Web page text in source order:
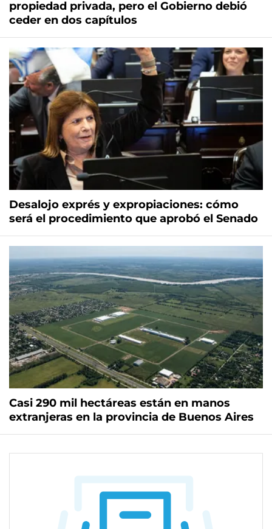
propiedad privada, pero el Gobierno debió
ceder en dos capítulos
Desalojo exprés y expropiaciones: cómo
será el procedimiento que aprobó el Senado
Casi 290 mil hectáreas están en manos
extranjeras en la provincia de Buenos Aires